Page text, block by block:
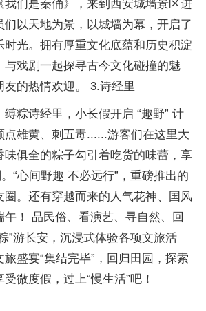
我们是秦俑》，来到西安城墙景区进
们以天地为景，以城墙为幕，开启了
时光。拥有厚重文化底蕴和历史积淀
与戏剧一起探寻古今文化碰撞的魅
友的热情欢迎。 3.诗经里
粽诗经里，小长假开启 “趣野” 计
点雄黄、刺五毒......游客们在这里大
味俱全的粽子勾引着吃货的味蕾，享
“心间野趣 不必远行”，重磅推出的
圈。还有穿越而来的人气花神、国风
！ 品民俗、看演艺、寻自然、回
游长安，沉浸式体验各项文旅活
盛宴“集结完毕”，回归田园，探索
微度假，过上“慢生活”吧！